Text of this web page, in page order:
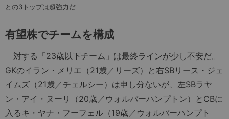
との3トップは超強力だ
有望株でチームを構成
対する「23歳以下チーム」は最終ラインが少し不安だ。
GKのイラン・メリエ（21歳／リーズ）と右SBリース・ジェ
イムズ（21歳／チェルシー）は申し分ないが、左SBラヤ
ン・アイ・ヌーリ（20歳／ウォルバーハンプトン）とCBに
入るキ・ヤナ・フーフェル（19歳／ウォルバーハンプト